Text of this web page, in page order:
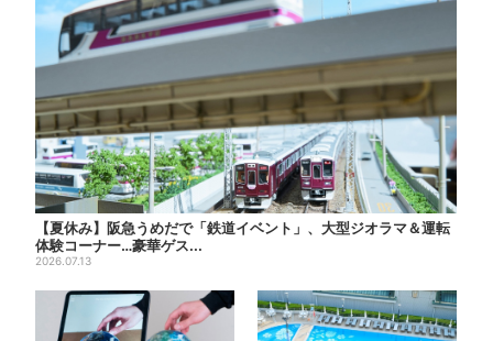
【夏休み】阪急うめだで「鉄道イベント」、大型ジオラマ＆運転
体験コーナー…豪華ゲス...
2026.07.13